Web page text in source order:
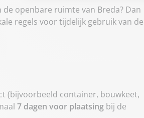
openbare ruimte van Breda? Dan
regels voor tijdelijk gebruik van de
(bijvoorbeeld container, bouwkeet,
7 dagen voor plaatsing bij de